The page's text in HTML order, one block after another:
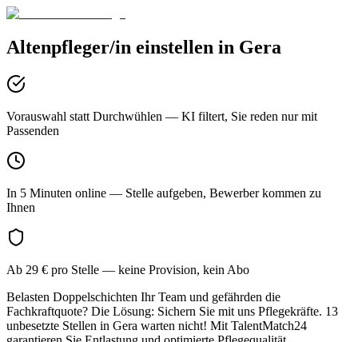
Altenpfleger/in einstellen in Gera
Vorauswahl statt Durchwühlen — KI filtert, Sie reden nur mit
Passenden
In 5 Minuten online — Stelle aufgeben, Bewerber kommen zu
Ihnen
Ab 29 € pro Stelle — keine Provision, kein Abo
Belasten Doppelschichten Ihr Team und gefährden die
Fachkraftquote? Die Lösung: Sichern Sie mit uns Pflegekräfte. 13
unbesetzte Stellen in Gera warten nicht! Mit TalentMatch24